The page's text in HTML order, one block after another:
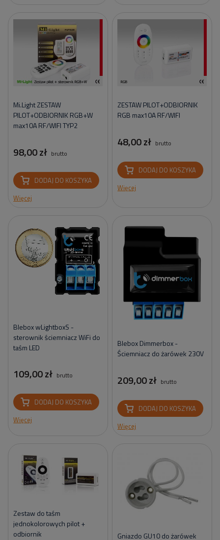
Mi.Light ZESTAW
PILOT+ODBIORNIK RGB+W
max10A RF/WIFI TYP2
98,00 zł brutto
DODAJ DO KOSZYKA
Więcej
ZESTAW PILOT+ODBIORNIK
RGB max10A RF/WIFI
48,00 zł brutto
DODAJ DO KOSZYKA
Więcej
Blebox wLightboxS -
sterownik ściemniacz WiFi do
taśm LED
109,00 zł brutto
DODAJ DO KOSZYKA
Więcej
Blebox Dimmerbox -
Ściemniacz do żarówek 230V
209,00 zł brutto
DODAJ DO KOSZYKA
Więcej
Zestaw do taśm
jednokolorowych pilot +
odbiornik
Gniazdo GU10 do żarówek